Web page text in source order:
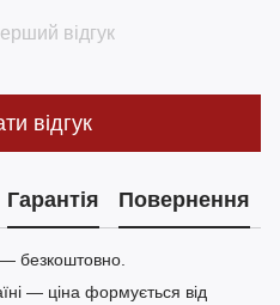
відгук
відгук
Гарантія Повернення
безкоштовно.
— ціна формується від